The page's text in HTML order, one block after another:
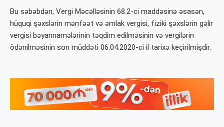
Bu səbəbdən, Vergi Məcəlləsinin 68.2-ci maddəsinə əsasən,
hüquqi şəxslərin mənfəət və əmlak vergisi, fiziki şəxslərin gəlir
vergisi bəyannamələrinin təqdim edilməsinin və vergilərin
ödənilməsinin son müddəti 06.04.2020-ci il tarixə keçirilmişdir.